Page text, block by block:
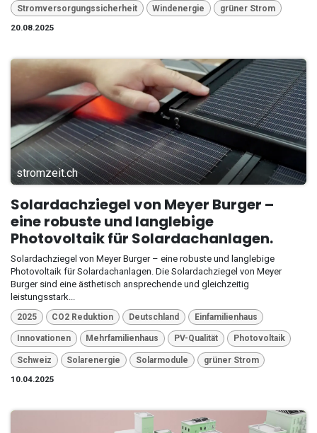
Stromversorgungssicherheit Windenergie
grüner Strom
20.08.2025
stromzeit.ch
Solardachziegel von Meyer Burger –
eine robuste und langlebige
Photovoltaik für Solardachanlagen.
Solardachziegel von Meyer Burger – eine robuste und langlebige
Photovoltaik für Solardachanlagen. Die Solardachziegel von Meyer
Burger sind eine ästhetisch ansprechende und gleichzeitig
leistungsstark...
2025 CO2 Reduktion Deutschland Einfamilienhaus
Innovationen Mehrfamilienhaus PV-Qualität Photovoltaik
Schweiz Solarenergie Solarmodule
grüner Strom
10.04.2025